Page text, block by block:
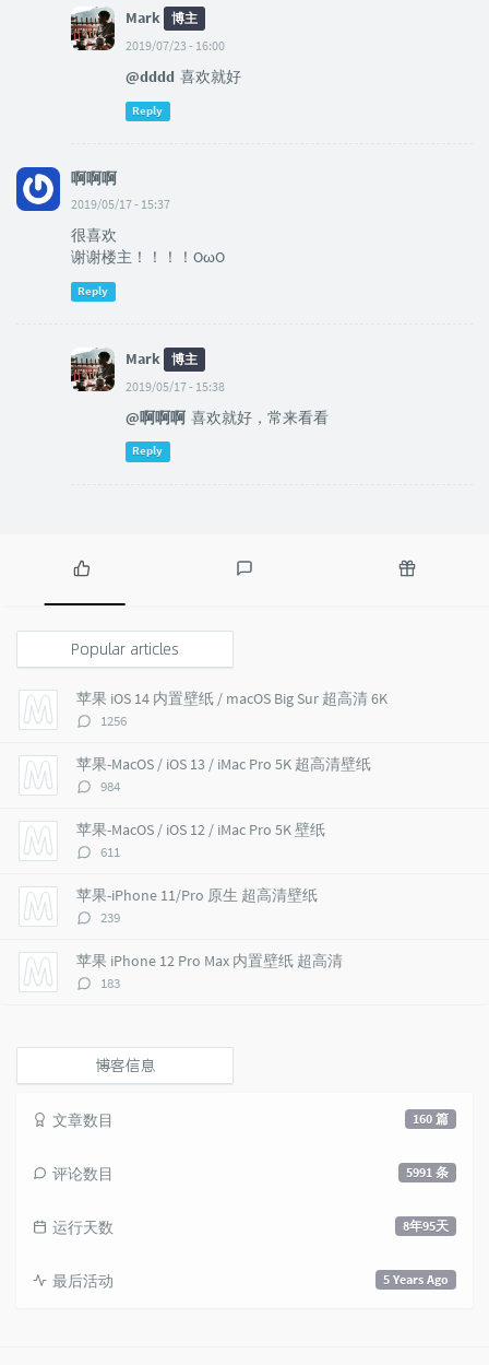
Mark
博主
2019/07/23 - 16:00
@dddd 喜欢就好
Reply
啊啊啊
2019/05/17 - 15:37
很喜欢
谢谢楼主！！！！OωO
Reply
Mark
博主
2019/05/17 - 15:38
@啊啊啊 喜欢就好，常来看看
Reply
p
u
a
r
r
t
c
l
s
t
m
n
Popular articles
苹果 iOS 14 内置壁纸 / macOS Big Sur 超高清 6K
评
数：
1256
苹果-MacOS / iOS 13 / iMac Pro 5K 超高清壁纸
评
数：
984
苹果-MacOS / iOS 12 / iMac Pro 5K 壁纸
评
数：
611
苹果-iPhone 11/Pro 原生 超高清壁纸
评
数：
239
苹果 iPhone 12 Pro Max 内置壁纸 超高清
评
183
博客信息
160 篇
文章数目
5991 条
评论数目
8年95天
运行天数
5 Years Ago
最后活动